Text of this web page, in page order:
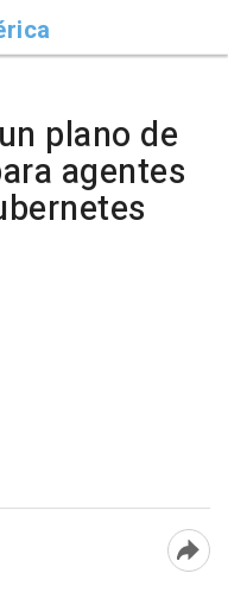
plano de
agentes